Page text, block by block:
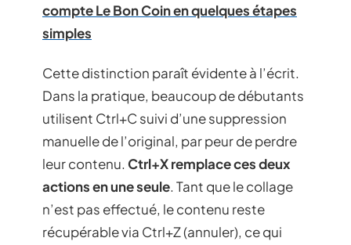
compte Le Bon Coin en quelques étapes
simples
Cette distinction paraît évidente à l’écrit.
Dans la pratique, beaucoup de débutants
utilisent Ctrl+C suivi d’une suppression
manuelle de l’original, par peur de perdre
leur contenu. Ctrl+X remplace ces deux
actions en une seule. Tant que le collage
n’est pas effectué, le contenu reste
récupérable via Ctrl+Z (annuler), ce qui